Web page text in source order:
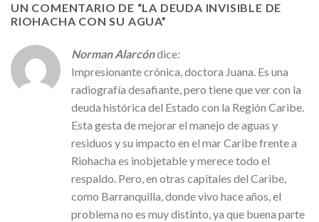
UN COMENTARIO DE “LA DEUDA INVISIBLE DE
RIOHACHA CON SU AGUA”
Norman Alarcóndice:
Impresionante crónica, doctora Juana. Es una
radiografía desafiante, pero tiene que ver con la
deuda histórica del Estado con la Región Caribe.
Esta gesta de mejorar el manejo de aguas y
residuos y su impacto en el mar Caribe frente a
Riohacha es inobjetable y merece todo el
respaldo. Pero, en otras capitales del Caribe,
como Barranquilla, donde vivo hace años, el
problema no es muy distinto, ya que buena parte